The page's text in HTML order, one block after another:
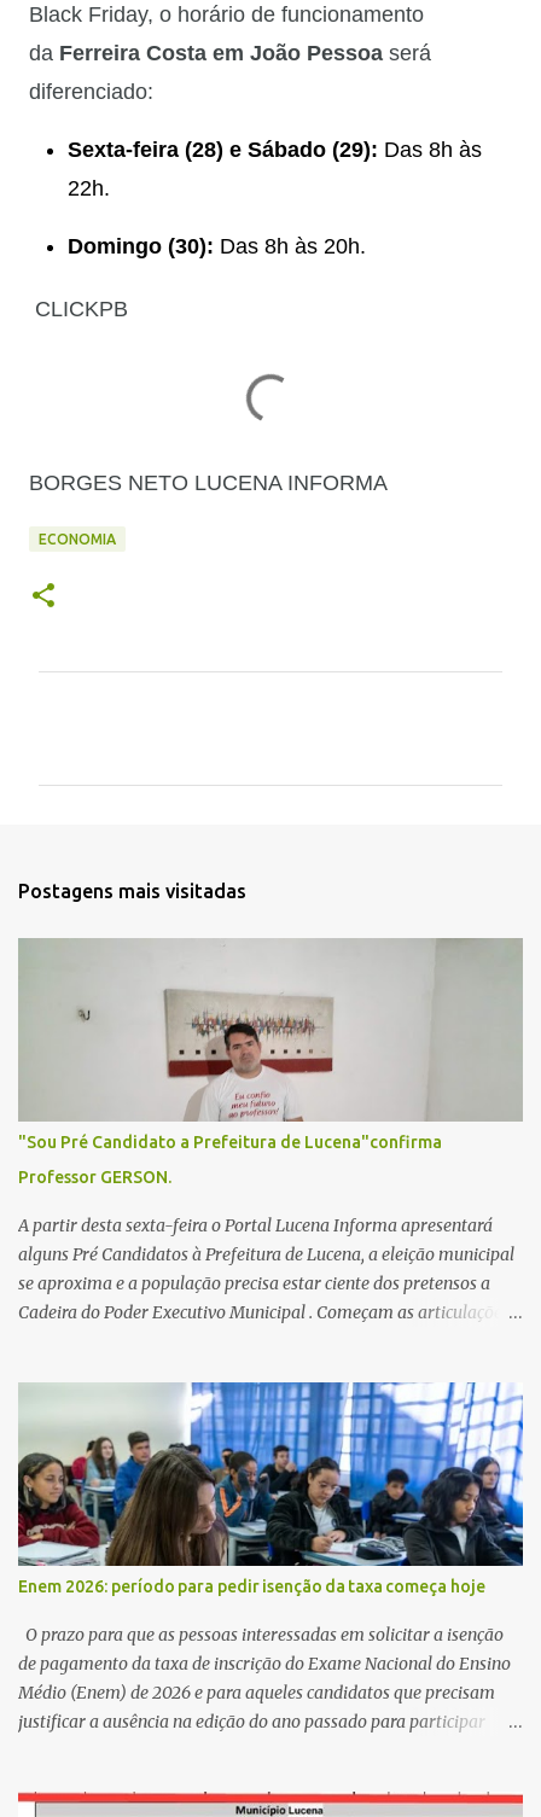
Black Friday, o horário de funcionamento
da Ferreira Costa em João Pessoa será
diferenciado:
Sexta-feira (28) e Sábado (29): Das 8h às
22h.
Domingo (30): Das 8h às 20h.
CLICKPB
BORGES NETO LUCENA INFORMA
ECONOMIA
r
Postagens mais visitadas
"Sou Pré Candidato a Prefeitura de Lucena"confirma
Professor GERSON.
A partir desta sexta-feira o Portal Lucena Informa apresentará
alguns Pré Candidatos à Prefeitura de Lucena, a eleição municipal
se aproxima e a população precisa estar ciente dos pretensos a
Cadeira do Poder Executivo Municipal . Começam as articulações e
Bandeira Valcinete Araújo e Professor Gerson Andrade há
possibilidade de mais nomes aparecer , ficaremos no aguardo para
trazer mais informações. A primeira entrevista foi com o
inimaginável Gerson Andrade ,Professor da Rede Municipal
(efetivo), supervisor, Formado em Pedagogia e Biomedicina pela
UFPB. Leciona no Otto Illi, Gilberto Inácio, Ellinora Dornellas
,Escola Américo Falcão. Gerson nos contou que a idéia de disputar
a prefeitura veio de um sonho há 5 anos atrás, e também por
acreditar que o trabalho dos seus companheiros principalmente
da zona rural deve ser mais valorizado e que eles serão a Fortalez...
Enem 2026: período para pedir isenção da taxa começa hoje
O prazo para que as pessoas interessadas em solicitar a isenção
de pagamento da taxa de inscrição do Exame Nacional do Ensino
Médio (Enem) de 2026 e para aqueles candidatos que precisam
justificar a ausência na edição do ano passado para participar
eletrônico da Página do Participante do Enem com o login único